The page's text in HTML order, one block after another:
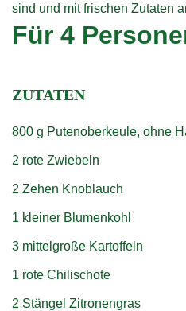
Für 4
ZUTATEN
800 g Putenoberkeule, ohne
2 rote Zwiebeln
2 Zehen Knoblauch
1 kleiner Blumenkohl
3 mittelgroße Kartoffeln
1 rote Chilischote
2 Stängel Zitronengras